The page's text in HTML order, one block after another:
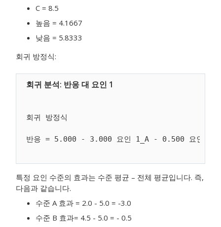
C = 8.5
높음 = 4.1667
낮음 = 5.8333
회귀 방정식:
회귀 방정식
특정 요인 수준의 효과는 수준 평균 – 전체 평균입니다. 즉,
다음과 같습니다.
수준 A 효과 = 2.0 - 5.0 = -3.0
수준 B 효과= 4.5 - 5.0 = - 0.5